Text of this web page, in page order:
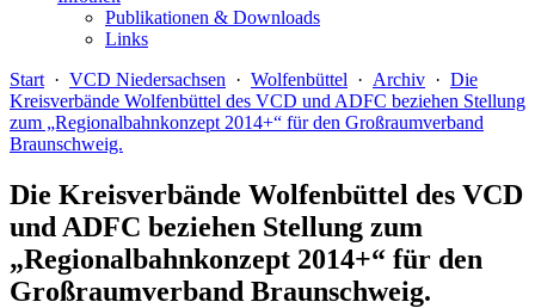
Publikationen & Downloads
Links
Start · VCD Niedersachsen · Wolfenbüttel · Archiv · Die
Kreisverbände Wolfenbüttel des VCD und ADFC beziehen Stellung
zum „Regionalbahnkonzept 2014+“ für den Großraumverband
Braunschweig.
Die Kreisverbände Wolfenbüttel des VCD
und ADFC beziehen Stellung zum
„Regionalbahnkonzept 2014+“ für den
Großraumverband Braunschweig.